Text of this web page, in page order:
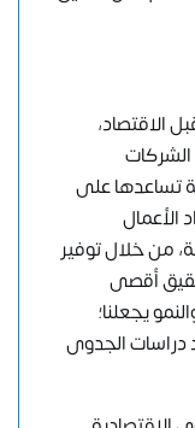
الاقتصاد،
الشركات
على
الأعمال
من خلال توفير
أقصى
يجعلنا؛
دراسات الجدوى